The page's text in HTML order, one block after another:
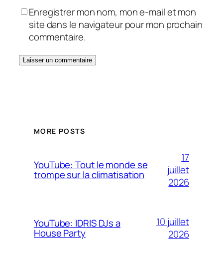
Enregistrer mon nom, mon e-mail et mon
site dans le navigateur pour mon prochain
commentaire.
MORE POSTS
YouTube: Tout le monde se
trompe sur la climatisation
17
juillet
2026
YouTube: IDRIS DJs a
House Party
10 juillet
2026